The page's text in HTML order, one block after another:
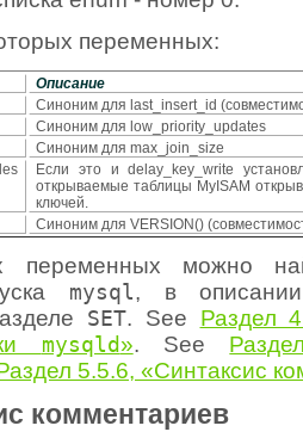
переменных:
Описание
Синоним для last_insert_id
Синоним для low_priority_updates
Синоним для max_join_size
Если это и delay_key_write
открываемые таблицы MyISAM
ключей.
Синоним для VERSION()
переменных можно
mysql, в
SET. See Раздел
mysqld». See
5.5.6, «Синтаксис
комментариев